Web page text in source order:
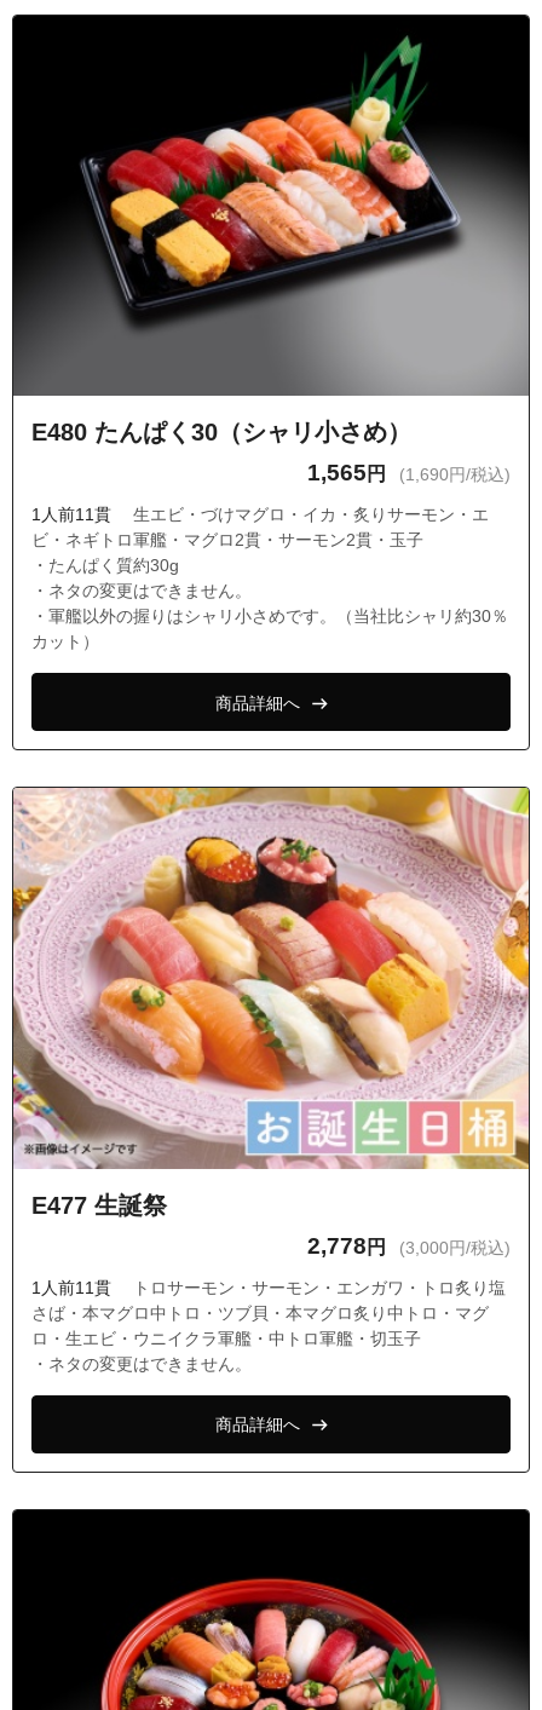
E480 たんぱく30（シャリ小さめ）
1,565 円 (1,690円/税込)
1人前11貫
生エビ・づけマグロ・イカ・炙りサーモン・エ
ビ・ネギトロ軍艦・マグロ2貫・サーモン2貫・玉子
・たんぱく質約30g
・ネタの変更はできません。
・軍艦以外の握りはシャリ小さめです。（当社比シャリ約30％
カット）
商品詳細へ
E477 生誕祭
2,778 円 (3,000円/税込)
1人前11貫
トロサーモン・サーモン・エンガワ・トロ炙り塩
さば・本マグロ中トロ・ツブ貝・本マグロ炙り中トロ・マグ
ロ・生エビ・ウニイクラ軍艦・中トロ軍艦・切玉子
・ネタの変更はできません。
商品詳細へ